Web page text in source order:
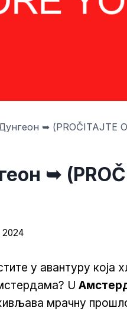
➥ (PROČITAJTE
➥
2024
у авантуру која
U
мрачну